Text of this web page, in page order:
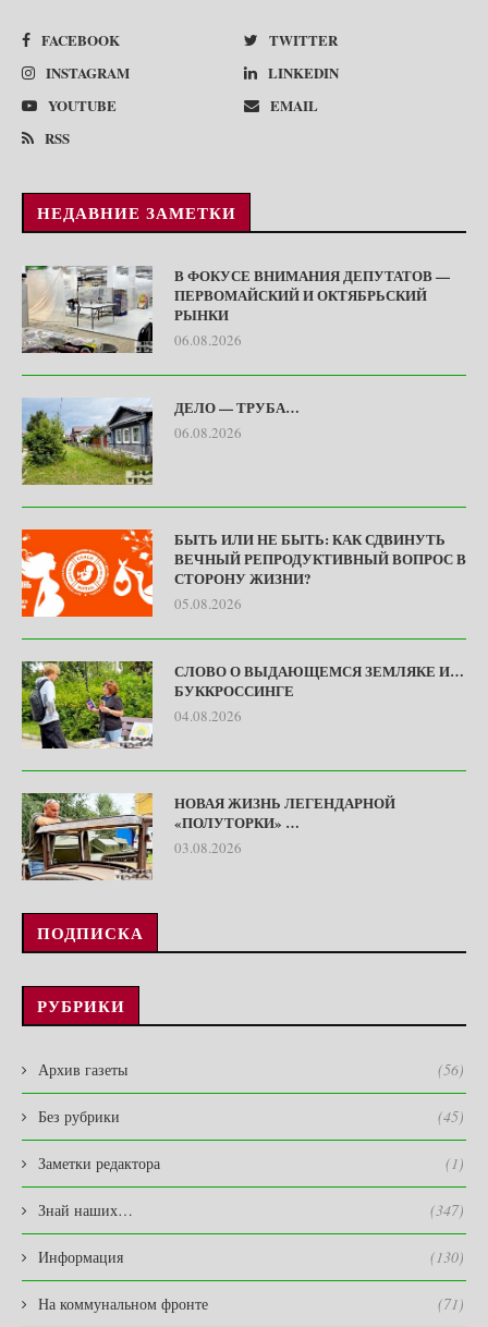
FACEBOOK
TWITTER
INSTAGRAM
LINKEDIN
YOUTUBE
EMAIL
RSS
НЕДАВНИЕ ЗАМЕТКИ
В ФОКУСЕ ВНИМАНИЯ ДЕПУТАТОВ —
ПЕРВОМАЙСКИЙ И ОКТЯБРЬСКИЙ
РЫНКИ
06.08.2026
ДЕЛО — ТРУБА…
06.08.2026
БЫТЬ ИЛИ НЕ БЫТЬ: КАК СДВИНУТЬ
ВЕЧНЫЙ РЕПРОДУКТИВНЫЙ ВОПРОС В
СТОРОНУ ЖИЗНИ?
05.08.2026
СЛОВО О ВЫДАЮЩЕМСЯ ЗЕМЛЯКЕ И…
БУККРОССИНГЕ
04.08.2026
НОВАЯ ЖИЗНЬ ЛЕГЕНДАРНОЙ
«ПОЛУТОРКИ» …
03.08.2026
ПОДПИСКА
РУБРИКИ
Архив газеты (56)
Без рубрики (45)
Заметки редактора (1)
Знай наших… (347)
Информация (130)
На коммунальном фронте (71)